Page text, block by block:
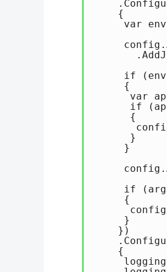
    {
var
if
     {
var
if
      {
      }
     }
if
     {
     }
    })
    {